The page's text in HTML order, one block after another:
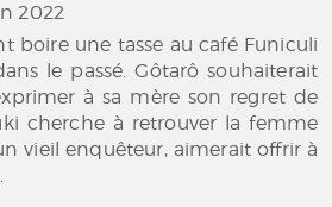
2022
boire une tasse au café Funiculi
le passé. Gôtarô souhaiterait
à sa mère son regret de
cherche à retrouver la femme
vieil enquêteur, aimerait offrir à